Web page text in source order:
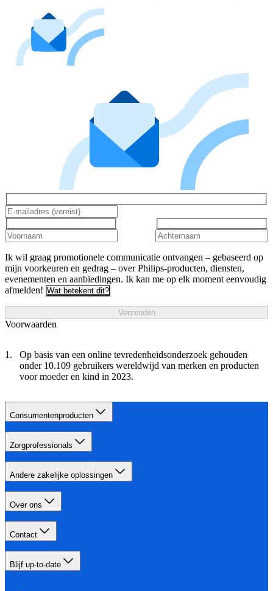
Ik wil graag promotionele communicatie ontvangen – gebaseerd op
mijn voorkeuren en gedrag – over Philips-producten, diensten,
evenementen en aanbiedingen. Ik kan me op elk moment eenvoudig
afmelden! Wat betekent dit?
Verzenden
Voorwaarden
Op basis van een online tevredenheidsonderzoek gehouden
onder 10.109 gebruikers wereldwijd van merken en producten
voor moeder en kind in 2023.
Consumentenproducten
Zorgprofessionals
Andere zakelijke oplossingen
Over ons
Contact
Blijf up-to-date